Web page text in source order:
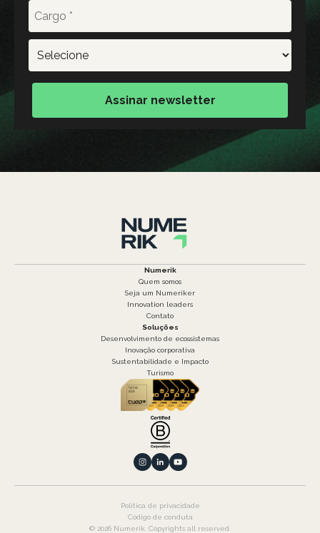
Assinar newsletter
Numerik
Quem somos
Seja um Numeriker
Innovation leaders
Contato
Soluções
Desenvolvimento de ecossistemas
Inovação corporativa
Sustentabilidade e Impacto
Turismo
© 2026 Numerik. Copyrights all reserved.
Política de privacidade
Código de conduta